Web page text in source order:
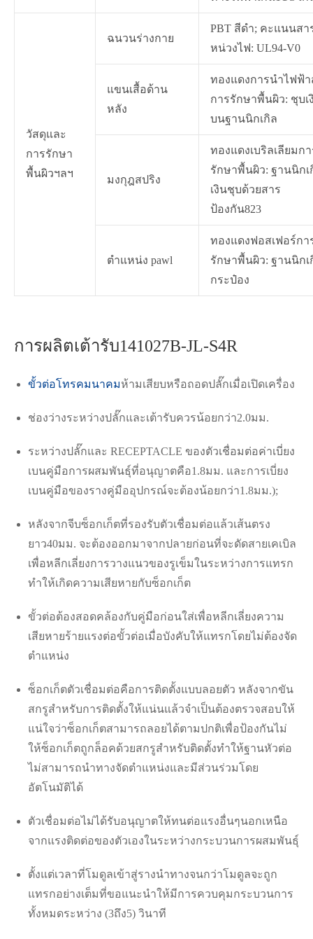
วัสดุและ
การรักษา
พื้นผิวฯลฯ
ฉนวนร่างกาย
PBT สีดำ; คะแนนสา
หน่วงไฟ: UL94-V0
แขนเสื้อด้าน
หลัง
ทองแดงการนำไฟฟ้า
การรักษาพื้นผิว: ชุบเ
บนฐานนิกเกิล
มงกุฎสปริง
ทองแดงเบริลเลียมก
รักษาพื้นผิว: ฐานนิกเ
เงินชุบด้วยสาร
ป้องกัน823
ตำแหน่ง pawl
ทองแดงฟอสเฟอร์กา
รักษาพื้นผิว: ฐานนิกเ
กระป๋อง
การผลิตเต้ารับ141027B-JL-S4R
ขั้วต่อโทรคมนาคมห้ามเสียบหรือถอดปลั๊กเมื่อเปิดเครื่อง
ช่องว่างระหว่างปลั๊กและเต้ารับควรน้อยกว่า2.0มม.
ระหว่างปลั๊กและ RECEPTACLE ของตัวเชื่อมต่อค่าเบี่ยง
เบนคู่มือการผสมพันธุ์ที่อนุญาตคือ1.8มม. และการเบี่ยง
เบนคู่มือของรางคู่มืออุปกรณ์จะต้องน้อยกว่า1.8มม.);
หลังจากจีบซ็อกเก็ตที่รองรับตัวเชื่อมต่อแล้วเส้นตรง
ยาว40มม. จะต้องออกมาจากปลายก่อนที่จะดัดสายเคเบิล
เพื่อหลีกเลี่ยงการวางแนวของรูเข็มในระหว่างการแทรก
ทำให้เกิดความเสียหายกับซ็อกเก็ต
ขั้วต่อต้องสอดคล้องกับคู่มือก่อนใส่เพื่อหลีกเลี่ยงความ
เสียหายร้ายแรงต่อขั้วต่อเมื่อบังคับให้แทรกโดยไม่ต้องจัด
ตำแหน่ง
ซ็อกเก็ตตัวเชื่อมต่อคือการติดตั้งแบบลอยตัว หลังจากขัน
สกรูสำหรับการติดตั้งให้แน่นแล้วจำเป็นต้องตรวจสอบให้
แน่ใจว่าซ็อกเก็ตสามารถลอยได้ตามปกติเพื่อป้องกันไม่
ให้ซ็อกเก็ตถูกล็อคด้วยสกรูสำหรับติดตั้งทำให้ฐานหัวต่อ
ไม่สามารถนำทางจัดตำแหน่งและมีส่วนร่วมโดย
อัตโนมัติได้
ตัวเชื่อมต่อไม่ได้รับอนุญาตให้ทนต่อแรงอื่นๆนอกเหนือ
จากแรงติดต่อของตัวเองในระหว่างกระบวนการผสมพันธุ์
ตั้งแต่เวลาที่โมดูลเข้าสู่รางนำทางจนกว่าโมดูลจะถูก
แทรกอย่างเต็มที่ขอแนะนำให้มีการควบคุมกระบวนการ
ทั้งหมดระหว่าง (3ถึง5) วินาที